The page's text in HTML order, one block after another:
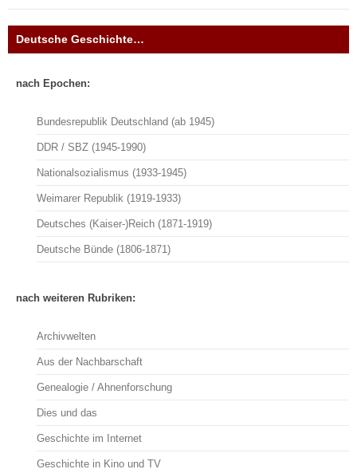
Deutsche Geschichte…
nach Epochen:
Bundesrepublik Deutschland (ab 1945)
DDR / SBZ (1945-1990)
Nationalsozialismus (1933-1945)
Weimarer Republik (1919-1933)
Deutsches (Kaiser-)Reich (1871-1919)
Deutsche Bünde (1806-1871)
nach weiteren Rubriken:
Archivwelten
Aus der Nachbarschaft
Genealogie / Ahnenforschung
Dies und das
Geschichte im Internet
Geschichte in Kino und TV